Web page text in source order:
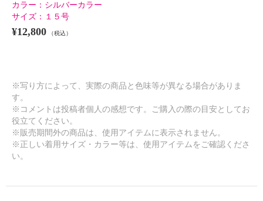
カラー： シルバーカラー
サイズ： １５号
¥12,800 （税込）
※写り方によって、実際の商品と色味等が異なる場合がありま
す。
※コメントは投稿者個人の感想です。ご購入の際の目安としてお
役立てください。
※販売期間外の商品は、使用アイテムに表示されません。
※正しい着用サイズ・カラー等は、使用アイテムをご確認くださ
い。